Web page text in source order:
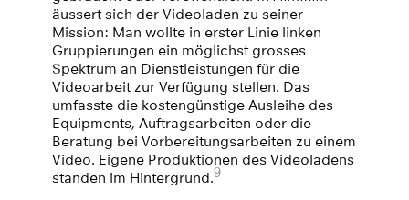
äussert sich der Videoladen zu seiner
Mission: Man wollte in erster Linie linken
Gruppierungen ein möglichst grosses
Spektrum an Dienstleistungen für die
Videoarbeit zur Verfügung stellen. Das
umfasste die kostengünstige Ausleihe des
Equipments, Auftragsarbeiten oder die
Beratung bei Vorbereitungsarbeiten zu einem
Video. Eigene Produktionen des Videoladens
standen im Hintergrund.9